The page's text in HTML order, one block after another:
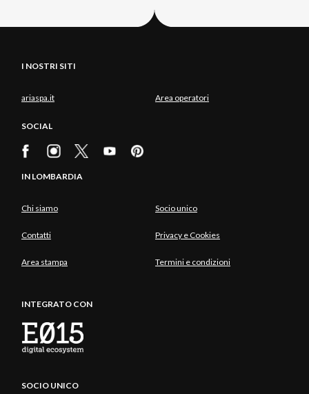
I NOSTRI SITI
ariaspa.it Area operatori
SOCIAL
IN LOMBARDIA
Chi siamo Socio unico
Contatti Privacy e Cookies
Area stampa Termini e condizioni
INTEGRATO CON
SOCIO UNICO